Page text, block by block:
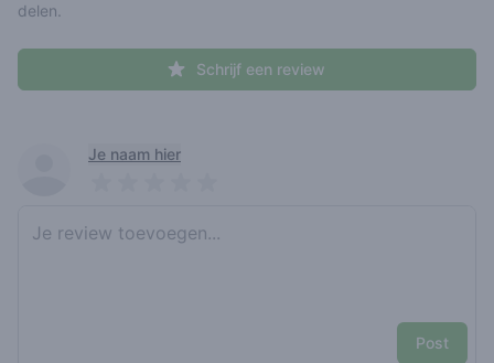
delen.
Schrijf een review
Recent reviews
Je naam hier
Post